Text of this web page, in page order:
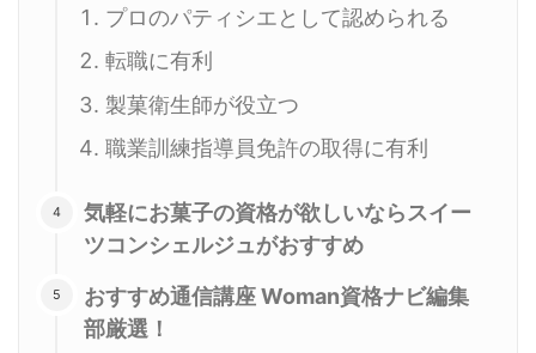
プロのパティシエとして認められる
転職に有利
製菓衛生師が役立つ
職業訓練指導員免許の取得に有利
気軽にお菓子の資格が欲しいならスイー
ツコンシェルジュがおすすめ
おすすめ通信講座 Woman資格ナビ編集
部厳選！